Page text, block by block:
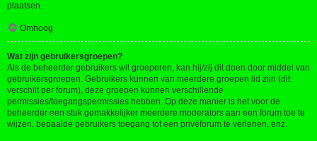
plaatsen.
Omhoog
Wat zijn gebruikersgroepen?
Als de beheerder gebruikers wil groeperen, kan hij/zij dit doen door middel van
gebruikersgroepen. Gebruikers kunnen van meerdere groepen lid zijn (dit
verschilt per forum), deze groepen kunnen verschillende
permissies/toegangspermissies hebben. Op deze manier is het voor de
beheerder een stuk gemakkelijker meerdere moderators aan een forum toe te
wijzen, bepaalde gebruikers toegang tot een privéforum te verlenen, enz.